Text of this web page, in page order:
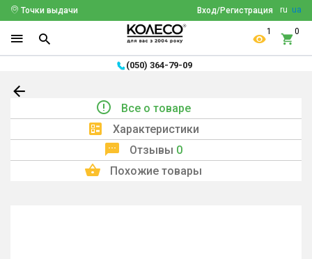
ru ua
Вход/Регистрация
Точки выдачи
1 0
(050) 364-79-09
Все о товаре
Характеристики
Отзывы 0
Похожие товары